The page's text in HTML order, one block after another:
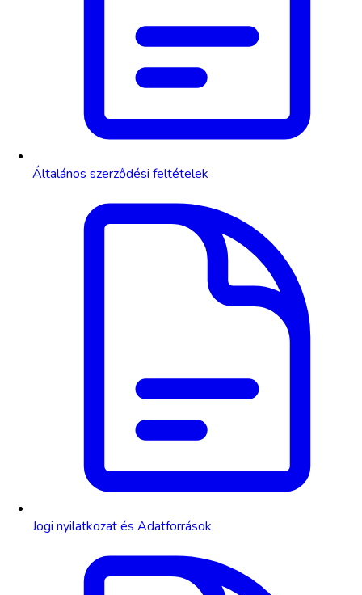
Általános szerződési feltételek
Jogi nyilatkozat és Adatforrások